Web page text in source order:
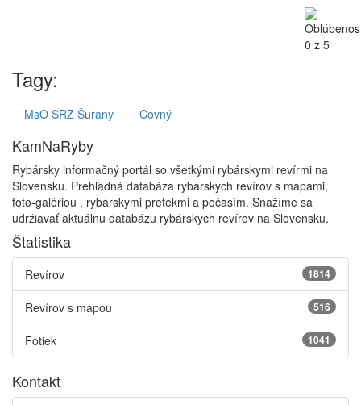
Tagy:
MsO SRZ Šurany Covný
KamNaRyby
Rybársky informačný portál so všetkými rybárskymi revírmi na
Slovensku. Prehľadná databáza rybárskych revírov s mapami,
foto-galériou , rybárskymi pretekmi a počasím. Snažíme sa
udržiavať aktuálnu databázu rybárskych revírov na Slovensku.
Štatistika
1814
Revírov
516
Revírov s mapou
1041
Fotiek
Kontakt